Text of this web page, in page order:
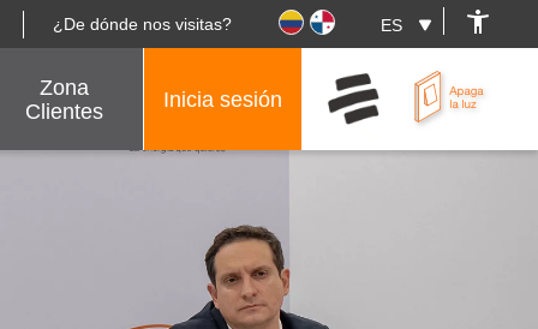
¿De dónde nos visitas?
Zona
Clientes
Inicia sesión